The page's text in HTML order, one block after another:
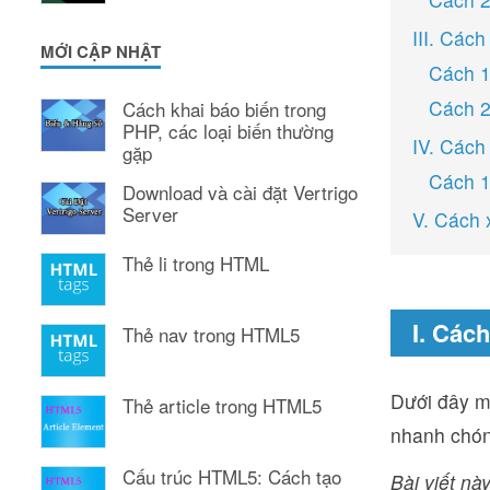
MỚI CẬP NHẬT
Cách khai báo biến trong
PHP, các loại biến thường
gặp
Download và cài đặt Vertrigo
Server
Thẻ li trong HTML
Thẻ nav trong HTML5
Thẻ article trong HTML5
Cấu trúc HTML5: Cách tạo
III.
Cách
Cách
IV.
Cách
V. Cách
I.
Dưới đây
nhanh
Bài viết